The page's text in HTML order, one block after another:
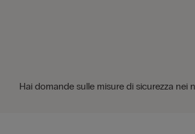
Hai domande sulle misure di sicurezza nei